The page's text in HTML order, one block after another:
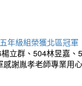
年級組榮獲北區冠軍
立群、504林昱嘉
謝胤孝老師專業用